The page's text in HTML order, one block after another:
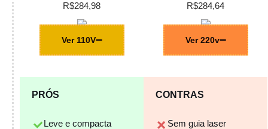
R$284,98
Ver 110V
R$284,64
Ver 220v
PRÓS
Leve e compacta
CONTRAS
Sem guia laser